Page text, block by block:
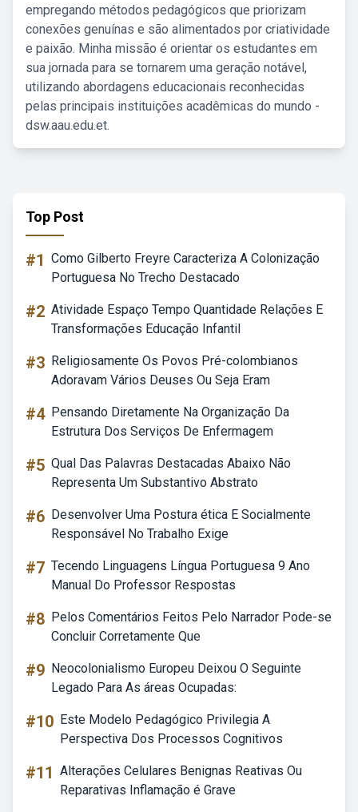
empregando métodos pedagógicos que priorizam
conexões genuínas e são alimentados por criatividade
e paixão. Minha missão é orientar os estudantes em
sua jornada para se tornarem uma geração notável,
utilizando abordagens educacionais reconhecidas
pelas principais instituições acadêmicas do mundo -
dsw.aau.edu.et.
Top Post
#1 Como Gilberto Freyre Caracteriza A Colonização
Portuguesa No Trecho Destacado
#2 Atividade Espaço Tempo Quantidade Relações E
Transformações Educação Infantil
#3 Religiosamente Os Povos Pré-colombianos
Adoravam Vários Deuses Ou Seja Eram
#4 Pensando Diretamente Na Organização Da
Estrutura Dos Serviços De Enfermagem
#5 Qual Das Palavras Destacadas Abaixo Não
Representa Um Substantivo Abstrato
#6 Desenvolver Uma Postura ética E Socialmente
Responsável No Trabalho Exige
#7 Tecendo Linguagens Língua Portuguesa 9 Ano
Manual Do Professor Respostas
#8 Pelos Comentários Feitos Pelo Narrador Pode-se
Concluir Corretamente Que
#9 Neocolonialismo Europeu Deixou O Seguinte
Legado Para As áreas Ocupadas:
#10 Este Modelo Pedagógico Privilegia A
Perspectiva Dos Processos Cognitivos
#11 Alterações Celulares Benignas Reativas Ou
Reparativas Inflamação é Grave